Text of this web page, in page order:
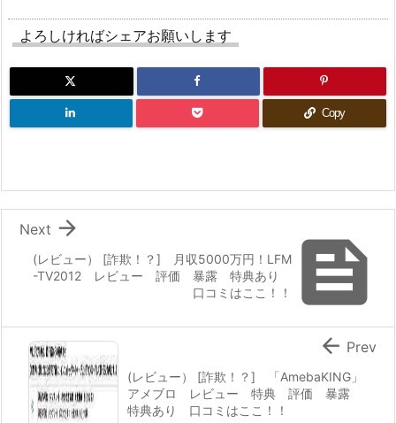
よろしければシェアお願いします
Copy

(レビュー） [詐欺！？] 月収5000万円！LFM
-TV2012 レビュー 評価 暴露 特典あり
口コミはここ！！

Next
(レビュー） [詐欺！？] 「AmebaKING」
アメブロ レビュー 特典 評価 暴露
特典あり 口コミはここ！！
 Prev